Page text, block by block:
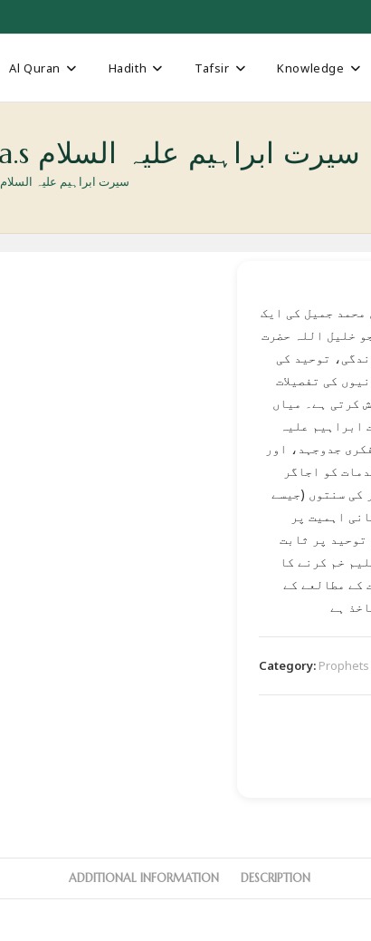
Al Quran Hadith Tafsir Knowledge
Seerat e-Ibrahim a.s سیرت ابراہیم علیہ السلام
Seerat e-Ibrahim a.s سیرت ابراہیم علیہ السلام
محمد جمیل کی ایک
خلیل اللہ حضرت
توحید کی
کی تفصیلات
کرتی ہے۔ میاں
ابراہیم علیہ
جدوجہد، اور
کو اجاگر
کی سنتوں (جیسے
اہمیت پر
توحید پر ثابت
خم کرنے کا
کے مطالعے کے
ہے
Category: Prophets
ADDITIONAL INFORMATION DESCRIPTION